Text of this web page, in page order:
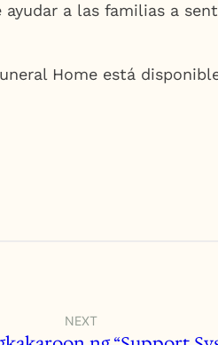
a las familias a
Home está
NEXT